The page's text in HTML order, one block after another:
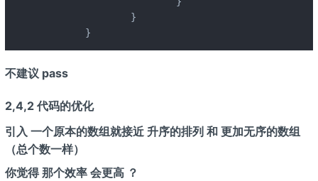
	}
不建议 pass
2,4,2 代码的优化
引入 一个原本的数组就接近 升序的排列 和 更加无序的数组
（总个数一样）
你觉得 那个效率 会更高 ？